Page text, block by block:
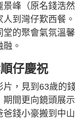
景峰（原名錢浩
人到灣仔歎西餐
堂的聚會氣氛溫
。
仔慶祝
片，見到63歲的
期間更向鏡頭展
爸錢小豪搬到中